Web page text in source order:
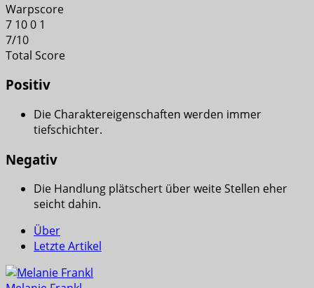
Warpscore
7 100 1
7/10
Total Score
Positiv
Die Charaktereigenschaften werden immer
tiefschichter.
Negativ
Die Handlung plätschert über weite Stellen eher
seicht dahin.
Über
Letzte Artikel